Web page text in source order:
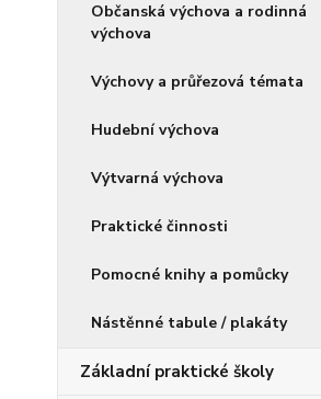
Občanská výchova a rodinná
výchova
Výchovy a průřezová témata
Hudební výchova
Výtvarná výchova
Praktické činnosti
Pomocné knihy a pomůcky
Nástěnné tabule / plakáty
Základní praktické školy